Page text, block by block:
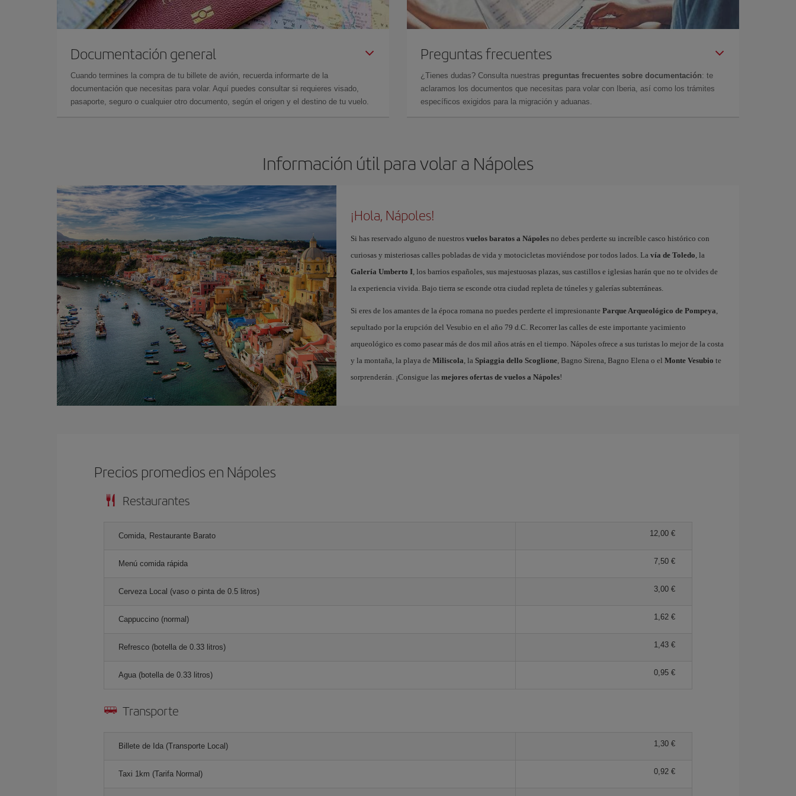
Documentación general
Cuando termines la compra de tu billete de avión, recuerda informarte de la
documentación que necesitas para volar. Aquí puedes consultar si requieres visado,
pasaporte, seguro o cualquier otro documento, según el origen y el destino de tu vuelo.
Preguntas frecuentes
¿Tienes dudas? Consulta nuestras preguntas frecuentes sobre documentación: te
aclaramos los documentos que necesitas para volar con Iberia, así como los trámites
específicos exigidos para la migración y aduanas.
Información útil para volar a Nápoles
¡Hola, Nápoles!
Si has reservado alguno de nuestros vuelos baratos a Nápolesno debes perderte su increíble casco histórico con
curiosas y misteriosas calles pobladas de vida y motocicletas moviéndose por todos lados. La vía de Toledo, la
Galería Umberto I, los barrios españoles, sus majestuosas plazas, sus castillos e iglesias harán que no te olvides de
la experiencia vivida. Bajo tierra se esconde otra ciudad repleta de túneles y galerías subterráneas.
Si eres de los amantes de la época romana no puedes perderte el impresionante Parque Arqueológico de Pompeya,
sepultado por la erupción del Vesubio en el año 79 d.C. Recorrer las calles de este importante yacimiento
arqueológico es como pasear más de dos mil años atrás en el tiempo. Nápoles ofrece a sus turistas lo mejor de la costa
y la montaña, la playa de Miliscola, la Spiaggia dello Scoglione, Bagno Sirena, Bagno Elena o el Monte Vesubio te
sorprenderán. ¡Consigue las mejores ofertas de vuelos a Nápoles!
Precios promedios en Nápoles
Restaurantes
Comida, Restaurante Barato 12,00 €
Menú comida rápida 7,50 €
Cerveza Local (vaso o pinta de 0.5 litros) 3,00 €
Cappuccino (normal) 1,62 €
Refresco (botella de 0.33 litros) 1,43 €
Agua (botella de 0.33 litros) 0,95 €
Transporte
Billete de Ida (Transporte Local) 1,30 €
Taxi 1km (Tarifa Normal) 0,92 €